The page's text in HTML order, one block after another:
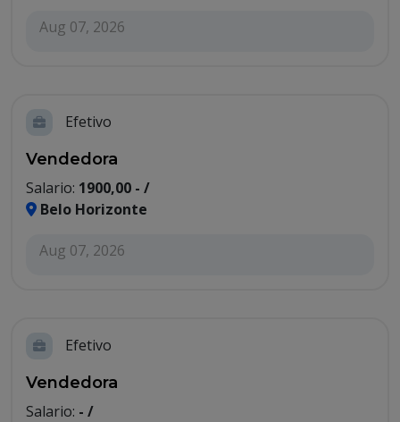
Aug 07, 2026
Efetivo
Vendedora
Salario: 1900,00 - /
Belo Horizonte
Aug 07, 2026
Efetivo
Vendedora
Salario: - /